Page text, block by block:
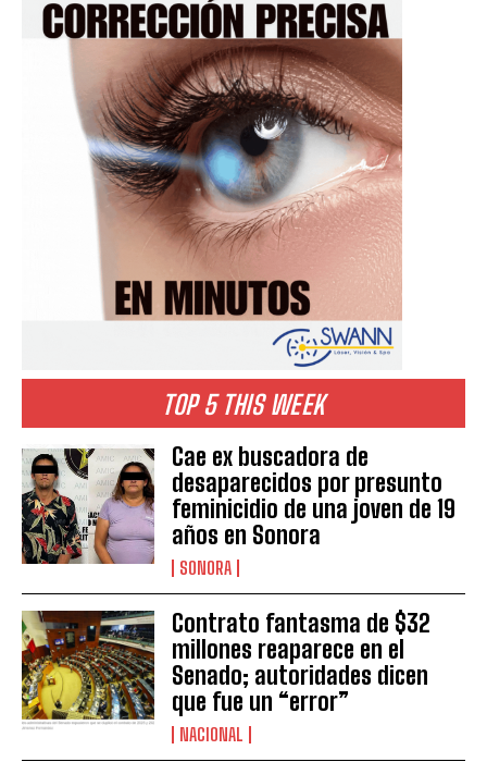
TOP 5 THIS WEEK
Cae ex buscadora de
desaparecidos por presunto
feminicidio de una joven de 19
años en Sonora
SONORA
Contrato fantasma de $32
millones reaparece en el
Senado; autoridades dicen
que fue un “error”
NACIONAL